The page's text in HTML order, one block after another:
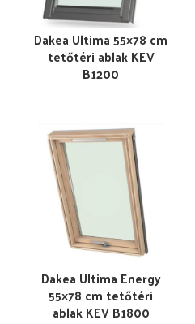
Dakea Ultima 55×78 cm
tetőtéri ablak KEV
B1200
Dakea Ultima Energy
55×78 cm tetőtéri
ablak KEV B1800